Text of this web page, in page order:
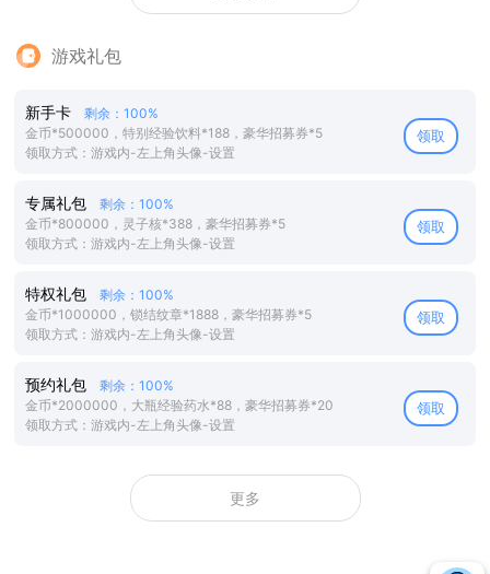
游戏礼包
新手卡
剩余：100%
金币*500000，特别经验饮料*188，豪华招募券*5
领取方式：游戏内-左上角头像-设置
领取
专属礼包
剩余：100%
金币*800000，灵子核*388，豪华招募券*5
领取方式：游戏内-左上角头像-设置
领取
特权礼包
剩余：100%
金币*1000000，锁结纹章*1888，豪华招募券*5
领取方式：游戏内-左上角头像-设置
领取
预约礼包
剩余：100%
金币*2000000，大瓶经验药水*88，豪华招募券*20
领取方式：游戏内-左上角头像-设置
领取
更多